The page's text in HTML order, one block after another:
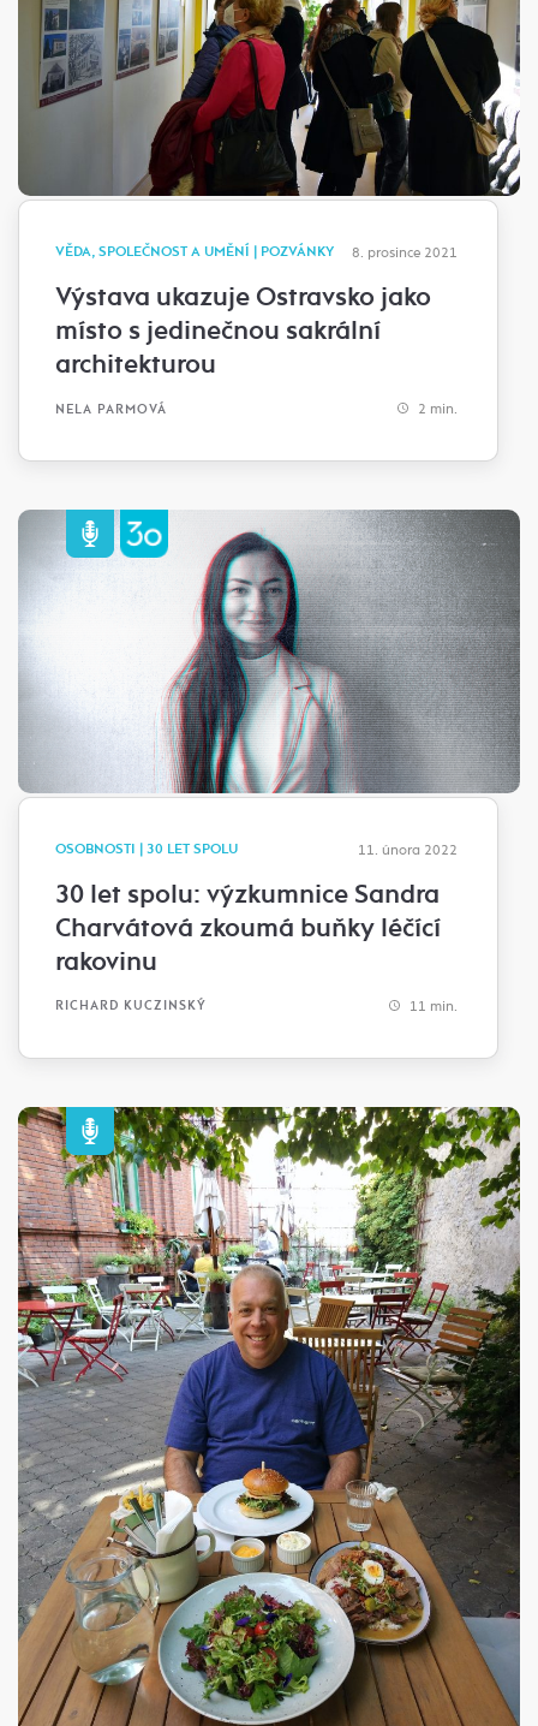
VĚDA, SPOLEČNOST A UMĚNÍ | POZVÁNKY 8. prosince 2021
Výstava ukazuje Ostravsko jako
místo s jedinečnou sakrální
architekturou
NELA PARMOVÁ 2 min.
OSOBNOSTI | 30 LET SPOLU 11. února 2022
30 let spolu: výzkumnice Sandra
Charvátová zkoumá buňky léčící
rakovinu
RICHARD KUCZINSKÝ 11 min.